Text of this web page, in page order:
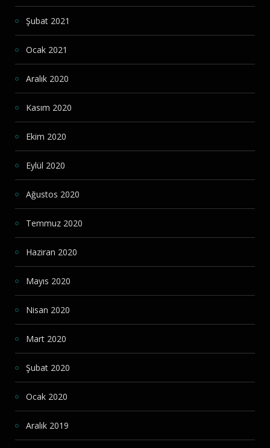
Şubat 2021
Ocak 2021
Aralık 2020
Kasım 2020
Ekim 2020
Eylül 2020
Ağustos 2020
Temmuz 2020
Haziran 2020
Mayıs 2020
Nisan 2020
Mart 2020
Şubat 2020
Ocak 2020
Aralık 2019